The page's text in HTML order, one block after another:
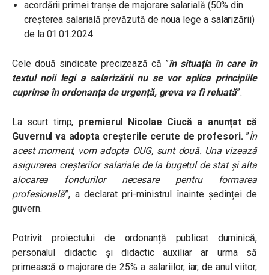
acordării primei tranșe de majorare salarială (50% din
creșterea salarială prevăzută de noua lege a salarizării)
de la 01.01.2024.
Cele două sindicate precizează că ”în situația în care în
textul noii legi a salarizării nu se vor aplica principiile
cuprinse în ordonanța de urgență, greva va fi reluată”.
La scurt timp, premierul Nicolae Ciucă a anunțat că
Guvernul va adopta creșterile cerute de profesori.”În
acest moment, vom adopta OUG, sunt două. Una vizează
asigurarea creșterilor salariale de la bugetul de stat și alta
alocarea fondurilor necesare pentru formarea
profesională”, a declarat pri-ministrul înainte ședinței de
guvern.
Potrivit proiectului de ordonanță publicat duminică,
personalul didactic și didactic auxiliar ar urma să
primească o majorare de 25% a salariilor, iar, de anul viitor,